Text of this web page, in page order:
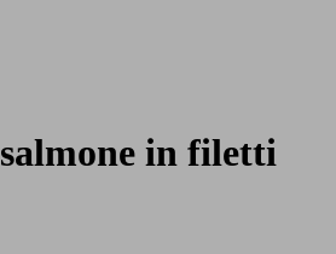
salmone in filetti